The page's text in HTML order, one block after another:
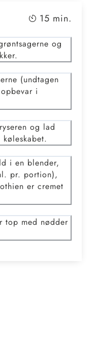
15 min.
og
(undtagen
i
og lad
i en blender,
pr. portion),
er cremet
top med nødder